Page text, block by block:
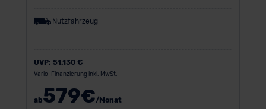
Nutzfahrzeug
UVP: 51.130 €
Vario-Finanzierung inkl. MwSt.
ab579€/Monat